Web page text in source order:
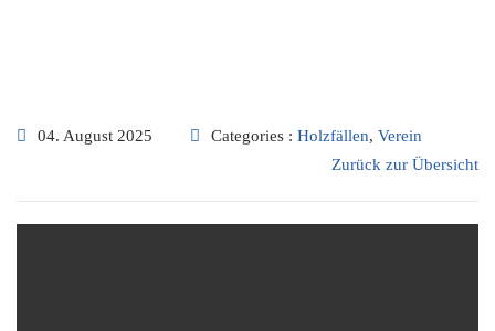
04. August 2025 Categories : Holzfällen, Verein
Zurück zur Übersicht